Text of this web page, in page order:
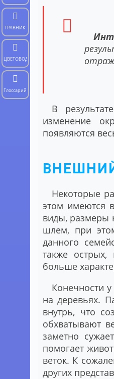
ТРАВНИК
ЦВЕТОВОД
Глоссарий
В
изменение
появляются
Некоторые
этом имеются
виды, размеры
шлем, при
данного
также
больше
Конечности
на деревьях.
внутрь, что
обхватывают
заметно
помогает
веток. К
других